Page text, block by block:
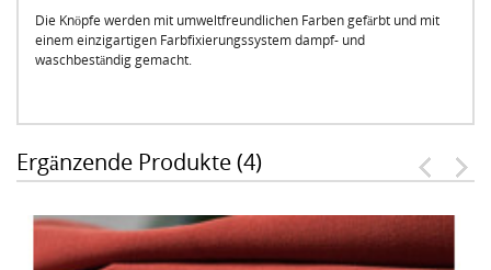
Die Knöpfe werden mit umweltfreundlichen Farben gefärbt und mit
einem einzigartigen Farbfixierungssystem dampf- und
waschbeständig gemacht.
Ergänzende Produkte (4)